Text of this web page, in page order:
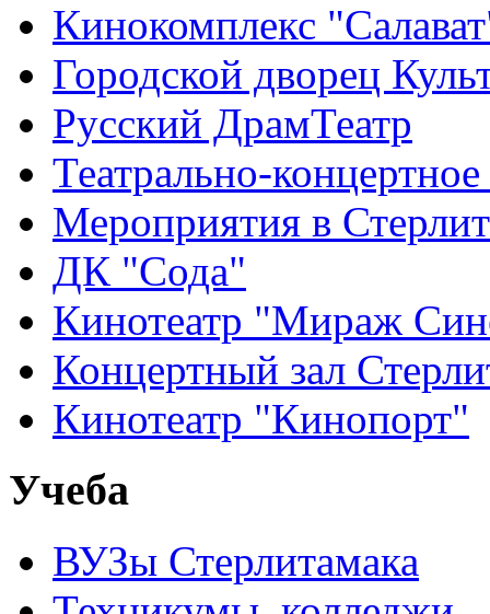
Кинокомплекс
Городской дворец
Русский ДрамТеатр
Театрально-
Мероприятия в
ДК "Сода"
Кинотеатр "Мираж
Концертный зал
Кинотеатр "Кинопорт"
Учеба
ВУЗы Стерлитамака